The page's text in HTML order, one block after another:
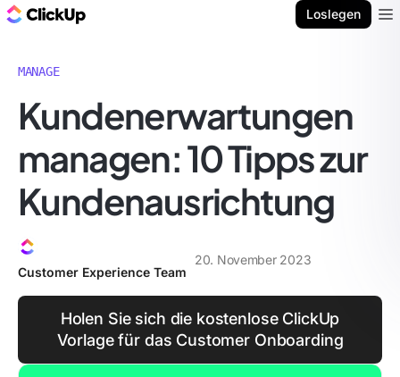
Loslegen
MANAGE
Kundenerwartungen
managen: 10 Tipps zur
Kundenausrichtung
Customer Experience Team
20. November 2023
Holen Sie sich die kostenlose ClickUp
Vorlage für das Customer Onboarding